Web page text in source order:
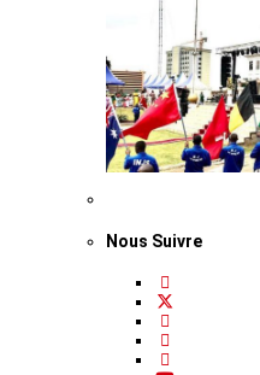
Nous Suivre